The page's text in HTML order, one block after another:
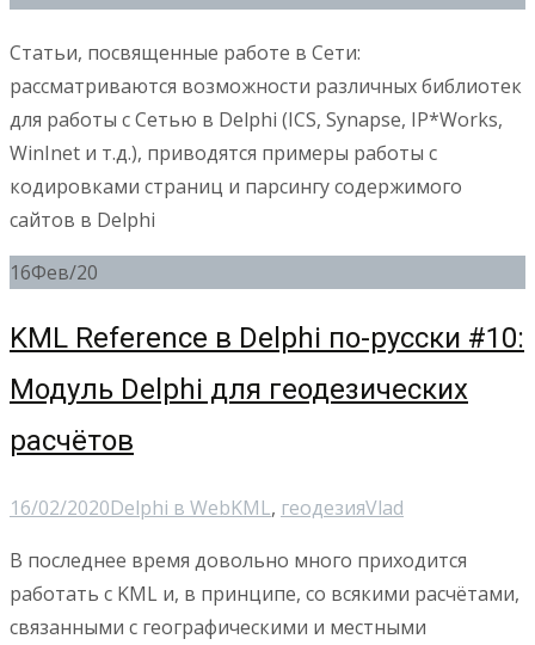
Статьи, посвященные работе в Сети:
рассматриваются возможности различных библиотек
для работы с Сетью в Delphi (ICS, Synapse, IP*Works,
WinInet и т.д.), приводятся примеры работы с
кодировками страниц и парсингу содержимого
сайтов в Delphi
16Фев/20
KML Reference в Delphi по-русски #10:
Модуль Delphi для геодезических
расчётов
16/02/2020Delphi в WebKML, геодезияVlad
В последнее время довольно много приходится
работать с KML и, в принципе, со всякими расчётами,
связанными с географическими и местными